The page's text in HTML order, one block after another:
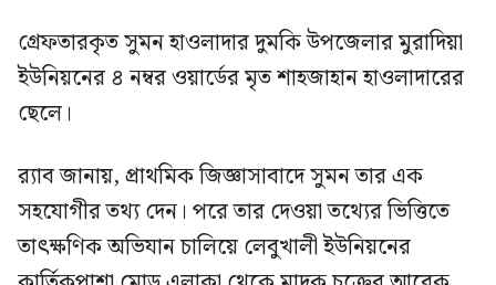
গ্রেফতারকৃত সুমন হাওলাদার দুমকি উপজেলার মুরাদিয়া
ইউনিয়নের ৪ নম্বর ওয়ার্ডের মৃত শাহজাহান হাওলাদারের
ছেলে।
র‍্যাব জানায়, প্রাথমিক জিজ্ঞাসাবাদে সুমন তার এক
সহযোগীর তথ্য দেন। পরে তার দেওয়া তথ্যের ভিত্তিতে
তাৎক্ষণিক অভিযান চালিয়ে লেবুখালী ইউনিয়নের